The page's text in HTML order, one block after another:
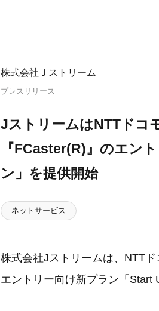
株式会社Ｊストリーム
プレスリリース
JストリームはNTTドコ
『FCaster(R)』のエン
ン」を提供開始
ネットサービス
株式会社Jストリームは、NTT
エントリー向け新プラン「Start